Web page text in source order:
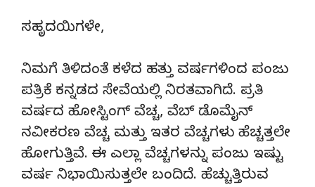
ಸಹೃದಯಿಗಳೇ,
ನಿಮಗೆ ತಿಳಿದಂತೆ ಕಳೆದ ಹತ್ತು ವರ್ಷಗಳಿಂದ ಪಂಜು
ಪತ್ರಿಕೆ ಕನ್ನಡದ ಸೇವೆಯಲ್ಲಿ ನಿರತವಾಗಿದೆ. ಪ್ರತಿ
ವರ್ಷದ ಹೋಸ್ಟಿಂಗ್‌ ವೆಚ್ಚ, ವೆಬ್‌ ಡೊಮೈನ್‌
ನವೀಕರಣ ವೆಚ್ಚ ಮತ್ತು ಇತರ ವೆಚ್ಚಗಳು ಹೆಚ್ಚತ್ತಲೇ
ಹೋಗುತ್ತಿವೆ. ಈ ಎಲ್ಲಾ ವೆಚ್ಚಗಳನ್ನು ಪಂಜು ಇಷ್ಟು
ವರ್ಷ ನಿಭಾಯಿಸುತ್ತಲೇ ಬಂದಿದೆ. ಹೆಚ್ಚುತ್ತಿರುವ